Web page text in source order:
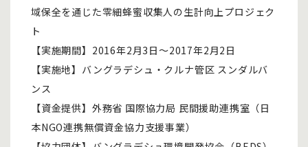
域保全を通じた零細蜂蜜収集人の生計向上プロジェク
ト
【実施期間】2016年2月3日～2017年2月2日
【実施地】バングラデシュ・クルナ管区 スンダルバ
ンス
【資金提供】外務省 国際協力局 民間援助連携室（日
本NGO連携無償資金協力支援事業）